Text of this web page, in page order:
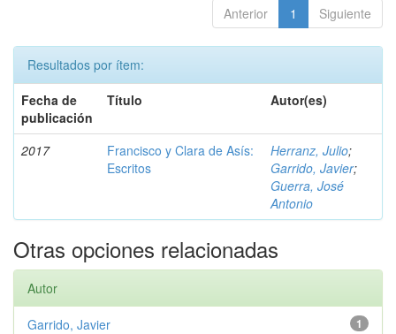
Anterior 1 Siguiente
Resultados por ítem:
Fecha de
publicación
Título Autor(es)
2017
Francisco y Clara de Asís:
Escritos
Herranz, Julio;
Garrido, Javier;
Guerra, José
Antonio
Otras opciones relacionadas
Autor
1
Garrido, Javier